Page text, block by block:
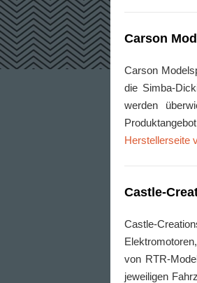
Carson
Carson
die Simba-
werden
Herstellerseite
Castle-
Castle-
von RTR-
jeweiligen